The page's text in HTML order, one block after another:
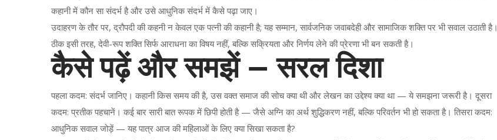
कहानी में कौन सा संदर्भ है और उसे आधुनिक संदर्भ में कैसे पढ़ा जाए।
उदाहरण के तौर पर, द्रौपदी की कहनी न केवल एक पत्नी की कहानी है; यह सम्मान, सार्वजनिक जवाबदेही और सामाजिक शक्ति पर भी सवाल उठाती है।
ठीक इसी तरह, देवी-रूप शक्ति सिर्फ आराधना का विषय नहीं, बल्कि सक्रियता और निर्णय लेने की प्रेरणा भी बन सकती है।
कैसे पढ़ें और समझें — सरल दिशा
पहला कदम: संदर्भ जानिए। कहानी किस समय की है, उस वक्त समाज की सोच क्या थी और लेखन का उद्देश्य क्या था — ये समझना जरूरी है। दूसरा
कदम: प्रतीक पहचानें। कई बार सारी बात रूपक में छिपी होती है — जैसे अग्नि का अर्थ शुद्धिकरण नहीं, बल्कि परिवर्तन भी हो सकता है। तिसरा कदम:
आधुनिक सवाल जोड़ें — यह पात्र आज की महिलाओं के लिए क्या सिखा सकता है?